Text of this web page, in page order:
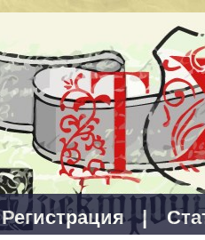
Регистрация |